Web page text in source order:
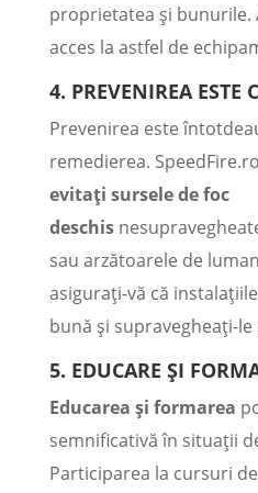
proprietatea și bunurile.
acces la astfel de
4. PREVENIREA ESTE
Prevenirea este
remedierea.
evitați sursele de foc
deschis
sau arzătoarele de
asigurați-vă că
bună și supravegheați-
5. EDUCARE ȘI
Educarea și formarea
semnificativă în situații
Participarea la cursuri